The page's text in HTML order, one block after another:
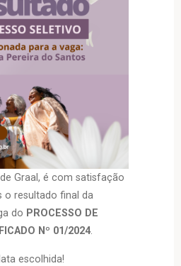
Graal, é com satisfação
o resultado final da
do PROCESSO DE
Nº 01/2024.
escolhida!